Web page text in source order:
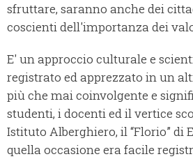
sfruttare, saranno anche dei
coscienti dell'importanza dei
E' un approccio culturale e
registrato ed apprezzato in un
più che mai coinvolgente e
studenti, i docenti ed il vertice
Istituto Alberghiero, il “Florio” di
quella occasione era facile